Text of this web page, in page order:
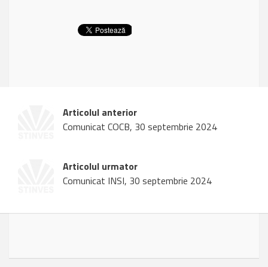
Articolul anterior
Comunicat COCB, 30 septembrie 2024
Articolul urmator
Comunicat INSI, 30 septembrie 2024